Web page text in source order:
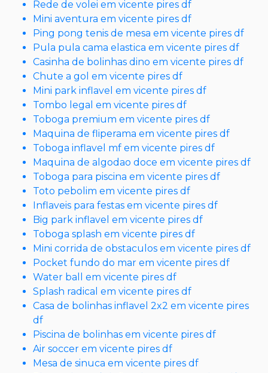
Rede de volei em vicente pires df
Mini aventura em vicente pires df
Ping pong tenis de mesa em vicente pires df
Pula pula cama elastica em vicente pires df
Casinha de bolinhas dino em vicente pires df
Chute a gol em vicente pires df
Mini park inflavel em vicente pires df
Tombo legal em vicente pires df
Toboga premium em vicente pires df
Maquina de fliperama em vicente pires df
Toboga inflavel mf em vicente pires df
Maquina de algodao doce em vicente pires df
Toboga para piscina em vicente pires df
Toto pebolim em vicente pires df
Inflaveis para festas em vicente pires df
Big park inflavel em vicente pires df
Toboga splash em vicente pires df
Mini corrida de obstaculos em vicente pires df
Pocket fundo do mar em vicente pires df
Water ball em vicente pires df
Splash radical em vicente pires df
Casa de bolinhas inflavel 2x2 em vicente pires
df
Piscina de bolinhas em vicente pires df
Air soccer em vicente pires df
Mesa de sinuca em vicente pires df